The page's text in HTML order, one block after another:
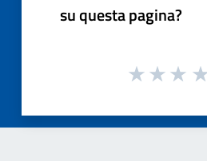
su questa pagina?